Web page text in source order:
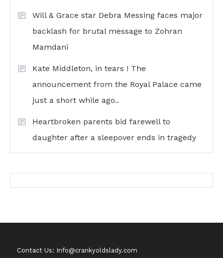
Will & Grace star Debra Messing faces major
backlash for brutal message to Zohran
Mamdani
Kate Middleton, in tears ! The
announcement from the Royal Palace came
just a short while ago..
Heartbroken parents bid farewell to
daughter after a sleepover ends in tragedy
Contact Us: Info@crankyoldslady.com